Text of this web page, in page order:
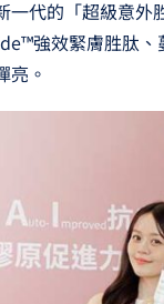
一代的「超級意外
強效緊膚胜肽、
亮。